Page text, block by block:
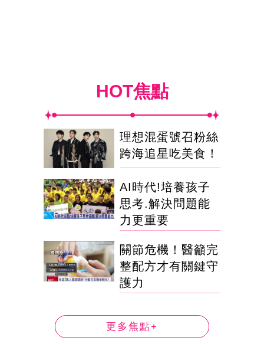
HOT焦點
理想混蛋號召粉絲
跨海追星吃美食！
AI時代!培養孩子
思考.解決問題能
力更重要
關節危機！醫籲完
整配方才有關鍵守
護力
更多焦點+